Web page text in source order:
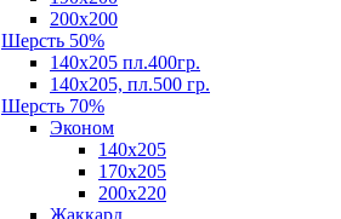
200х200
Шерсть 50%
140х205 пл.400гр.
140х205, пл.500 гр.
Шерсть 70%
Эконом
140х205
170х205
200х220